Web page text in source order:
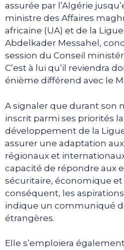
assurée par l’Algérie
ministre des Affaires
africaine (UA) et de la
Abdelkader Messahel,
session du Conseil
C’est à lui qu’il reviendra
énième différend avec le
A signaler que durant son
inscrit parmi ses priorités
développement de la
assurer une adaptation
régionaux et
capacité de répondre aux
sécuritaire, économique et
conséquent, les
indique un communiqué
étrangères.
Elle s’emploiera